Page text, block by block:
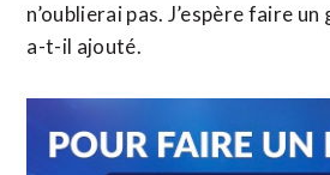
n’oublierai pas. J’espère faire un
a-t-il ajouté.